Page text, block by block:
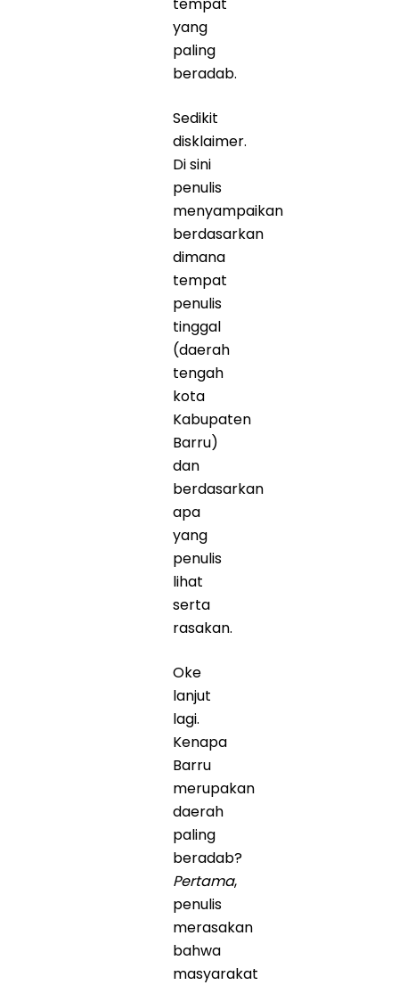
yang
paling
beradab.
Sedikit
disklaimer.
Di sini
penulis
menyampaikan
berdasarkan
dimana
tempat
penulis
tinggal
(daerah
tengah
kota
Kabupaten
Barru)
dan
berdasarkan
apa
yang
penulis
lihat
serta
rasakan.
Oke
lanjut
lagi.
Kenapa
Barru
merupakan
daerah
paling
beradab?
Pertama,
penulis
merasakan
bahwa
masyarakat